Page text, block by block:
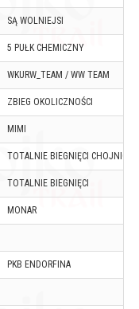
SĄ WOLNIEJSI
5 PUŁK CHEMICZNY
WKURW_TEAM / WW TEAM
ZBIEG OKOLICZNOŚCI
MIMI
TOTALNIE BIEGNIĘCI CHOJNICE
TOTALNIE BIEGNIĘCI
MONAR
PKB ENDORFINA